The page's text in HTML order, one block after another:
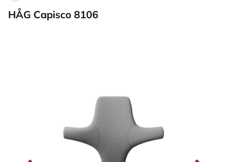
HÅG Capisco 8106